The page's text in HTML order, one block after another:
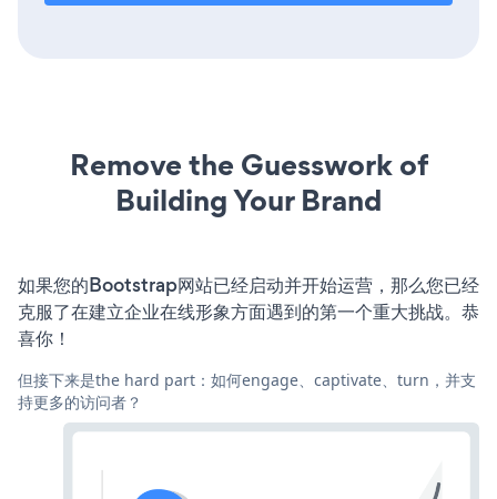
Remove the Guesswork of
Building Your Brand
如果您的Bootstrap网站已经启动并开始运营，那么您已经
克服了在建立企业在线形象方面遇到的第一个重大挑战。恭
喜你！
但接下来是the hard part：如何engage、captivate、turn，并支
持更多的访问者？